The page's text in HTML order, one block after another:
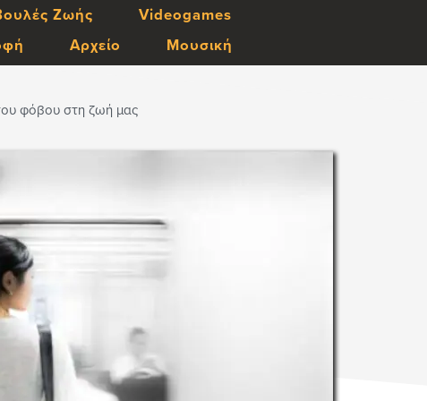
Ζωής
Videogames
Αρχείο Μουσική
φόβου στη ζωή μας